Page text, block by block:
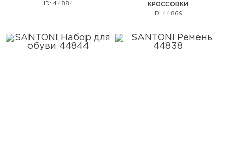
ID: 44884 КРОССОВКИ
ID: 44869